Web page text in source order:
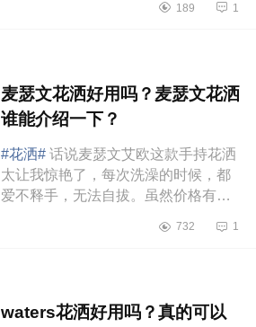
家水质确实比之前差，就把方向改...
189 1
麦瑟文花洒好用吗？麦瑟文花洒
谁能介绍一下？
#花洒# 话说麦瑟文艾欧这款手持花洒
太让我惊艳了，每次洗澡的时候，都
爱不释手，无法自拔。虽然价格有点
兰国宝牌子的称呼。性能方面，...
732 1
waters花洒好用吗？真的可以